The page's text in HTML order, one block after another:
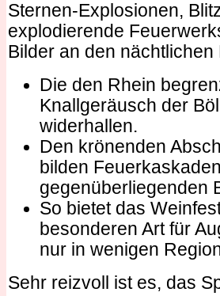
Sternen-Explosionen,
explodierende
Bilder an den nächtlichen
Die den Rhein
Knallgeräusch der
widerhallen.
Den krönenden
bilden
gegenüberliegenden
So bietet das
besonderen Art für
nur in wenigen
Sehr reizvoll ist es, das